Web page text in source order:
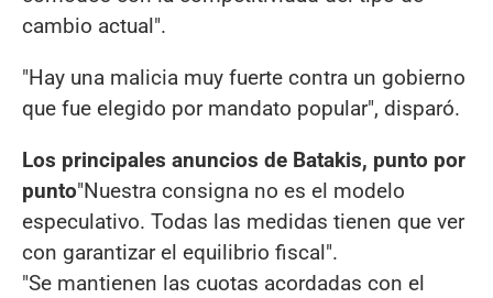
cambio actual".
"Hay una malicia muy fuerte contra un gobierno
que fue elegido por mandato popular", disparó.
Los principales anuncios de Batakis, punto por
punto"Nuestra consigna no es el modelo
especulativo. Todas las medidas tienen que ver
con garantizar el equilibrio fiscal".
"Se mantienen las cuotas acordadas con el